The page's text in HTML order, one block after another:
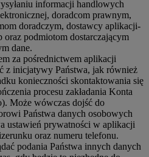
informacji handlowych
doradcom prawnym,
doradczym, dostawcy aplikacji-
podmiotom dostarczającym
dane.
za pośrednictwem aplikacji
z inicjatywy Państwa, jak również
konieczności skontaktowania się
procesu zakładania Konta
Może wówczas dojść do
Państwa danych osobowych
ustawień prywatności w aplikacji
oraz numeru telefonu.
podania Państwa innych danych